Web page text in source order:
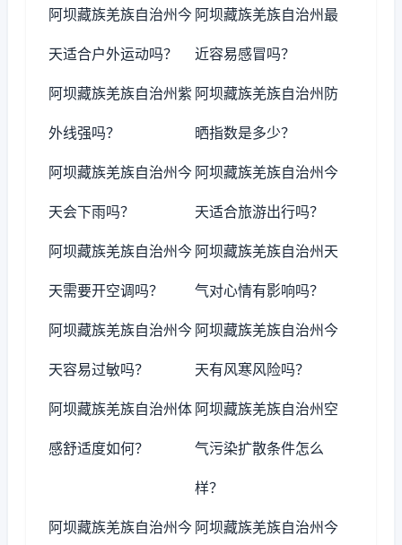
阿坝藏族羌族自治州今
天适合户外运动吗？
阿坝藏族羌族自治州最
近容易感冒吗？
阿坝藏族羌族自治州紫
外线强吗？
阿坝藏族羌族自治州防
晒指数是多少？
阿坝藏族羌族自治州今
天会下雨吗？
阿坝藏族羌族自治州今
天适合旅游出行吗？
阿坝藏族羌族自治州今
天需要开空调吗？
阿坝藏族羌族自治州天
气对心情有影响吗？
阿坝藏族羌族自治州今
天容易过敏吗？
阿坝藏族羌族自治州今
天有风寒风险吗？
阿坝藏族羌族自治州体
感舒适度如何？
阿坝藏族羌族自治州空
气污染扩散条件怎么
样？
阿坝藏族羌族自治州今 阿坝藏族羌族自治州今